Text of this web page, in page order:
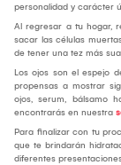
personalidad y carácter
Al regresar a tu hogar,
sacar las células
de tener una tez más
Los ojos son el espejo
propensas a mostrar
ojos, serum, bálsamo
encontrarás en nuestra
Para finalizar con tu
que te brindarán
diferentes